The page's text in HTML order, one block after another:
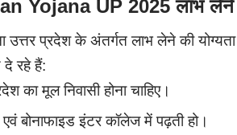
Yojana UP 2025 लाभ लेने
उत्तर प्रदेश के अंतर्गत लाभ लेने की
दे रहे हैं:
का मूल निवासी होना चाहिए।
एवं बोनाफाइड इंटर कॉलेज में पढ़ती हो।